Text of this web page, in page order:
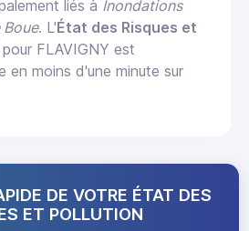
liés à Inondations
. L'État des Risques et
pour FLAVIGNY est
en moins d'une minute sur
DE VOTRE ÉTAT DES
ET POLLUTION